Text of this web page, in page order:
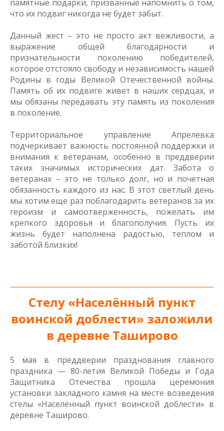
памятные подарки, призванные напомнить о том,
что их подвиг никогда не будет забыт.
Данный жест – это не просто акт вежливости, а
выражение общей благодарности и
признательности поколению победителей,
которое отстояло свободу и независимость нашей
Родины в годы Великой Отечественной войны.
Память об их подвиге живет в наших сердцах, и
мы обязаны передавать эту память из поколения
в поколение.
Территориальное управление Апрелевка
подчеркивает важность постоянной поддержки и
внимания к ветеранам, особенно в преддверии
таких значимых исторических дат. Забота о
ветеранах – это не только долг, но и почетная
обязанность каждого из нас. В этот светлый день
мы хотим еще раз поблагодарить ветеранов за их
героизм и самоотверженность, пожелать им
крепкого здоровья и благополучия. Пусть их
жизнь будет наполнена радостью, теплом и
заботой близких!
Стелу «Населённый пункт
воинской доблести» заложили
в деревне Таширово
5 мая в преддверии празднования главного
праздника — 80-летия Великой Победы и Года
Защитника Отечества прошла церемония
установки закладного камня на месте возведения
стелы «Населённый пункт воинской доблести» в
деревне Таширово.